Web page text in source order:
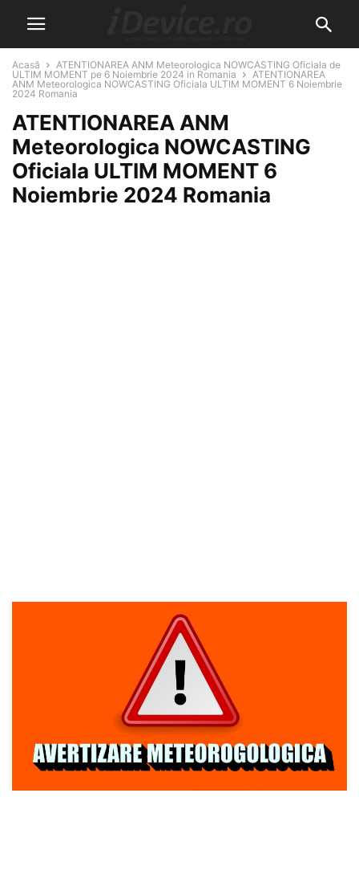
Acasă
ATENTIONAREA ANM Meteorologica NOWCASTING Oficiala de
ULTIM MOMENT pe 6 Noiembrie 2024 in Romania
ATENTIONAREA
ANM Meteorologica NOWCASTING Oficiala ULTIM MOMENT 6 Noiembrie
2024 Romania
ATENTIONAREA ANM
Meteorologica NOWCASTING
Oficiala ULTIM MOMENT 6
Noiembrie 2024 Romania